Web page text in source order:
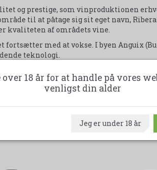
og prestige, som vinproduktionen
til at påtage sig sit eget navn,
kvaliteten af områdets vine.
fortsætter med at vokse. I byen Anguix
teknologi.
Protos er en magtfaktor, og når man
og ingredienser via
18 år for at handle på vores
venligst din alder
Jeg er under 18 år